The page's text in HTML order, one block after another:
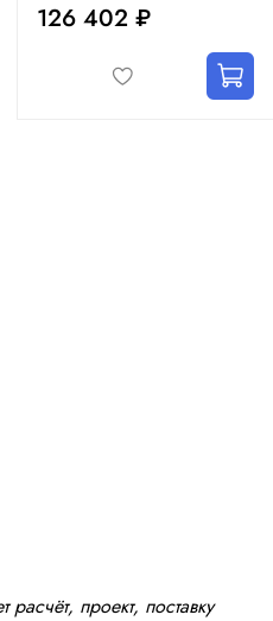
126 402 ₽
проект, поставку